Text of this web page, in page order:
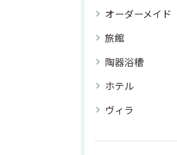
オーダーメイド
旅館
陶器浴槽
ホテル
ヴィラ